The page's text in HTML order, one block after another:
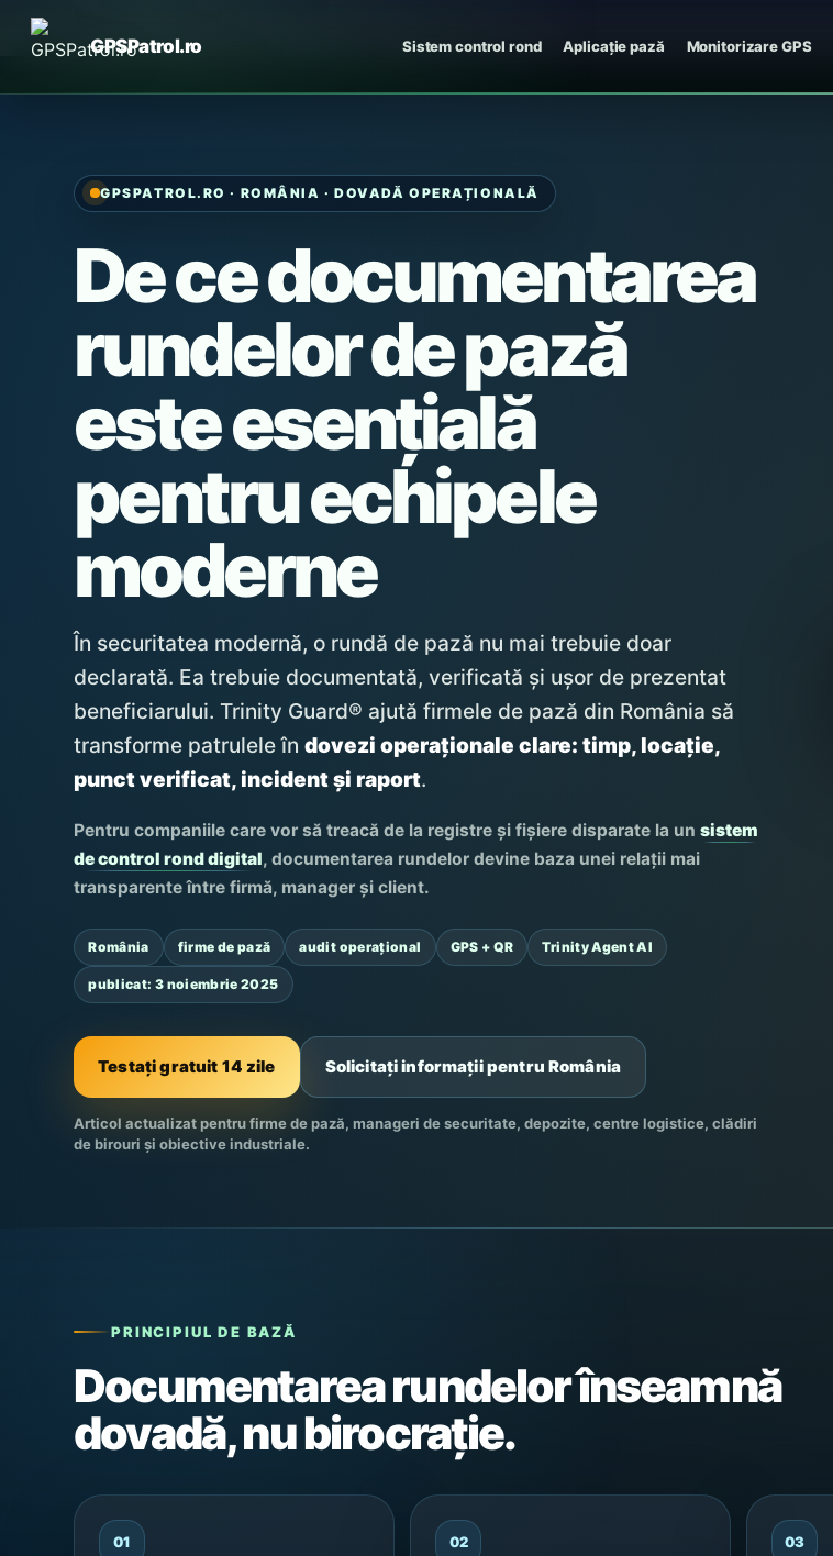
GPSPatrol.ro Sistem control rond Aplicație pază Monitorizare GPS
Skip
GPSPATROL.RO · ROMÂNIA · DOVADĂ OPERAȚIONALĂ
De ce documentarea
rundelor de pază
este esențială
pentru echipele
moderne
În securitatea modernă, o rundă de pază nu mai trebuie doar
declarată. Ea trebuie documentată, verificată și ușor de prezentat
beneficiarului. Trinity Guard® ajută firmele de pază din România să
transforme patrulele îndovezi operaționale clare: timp, locație,
punct verificat, incident și raport.
Pentru companiile care vor să treacă de la registre și fișiere disparate la unsistem
de control rond digital, documentarea rundelor devine baza unei relații mai
transparente între firmă, manager și client.
România firme de pază audit operațional GPS + QR Trinity Agent AI
publicat: 3 noiembrie 2025
Testați gratuit 14 zile Solicitați informații pentru România
Articol actualizat pentru firme de pază, manageri de securitate, depozite, centre logistice, clădiri
de birouri și obiective industriale.
PRINCIPIUL DE BAZĂ
Documentarea rundelor înseamnă
dovadă, nu birocrație.
01 02 03